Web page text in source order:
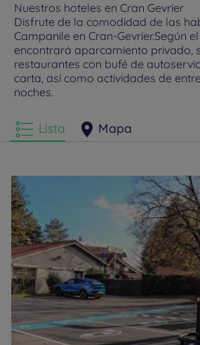
Nuestros hoteles en Cran Gevrier
Disfrute de la comodidad de las
Campanile en Cran-Gevrier.Según
encontrará aparcamiento privado,
restaurantes con bufé de
carta, así como actividades de
noches.
Lista Mapa